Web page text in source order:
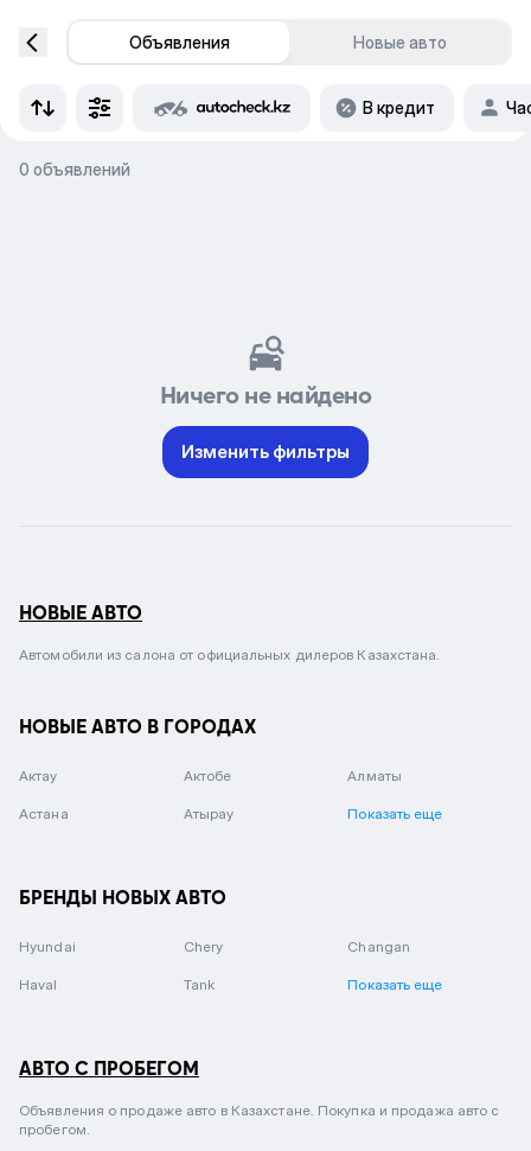
Объявления Новые авто
В кредит
0 объявлений
Ничего не найдено
Изменить фильтры
НОВЫЕ АВТО
Автомобили из салона от официальных дилеров Казахстана.
НОВЫЕ АВТО В ГОРОДАХ
Актау Актобе Алматы
Астана Атырау Показать еще
БРЕНДЫ НОВЫХ АВТО
Hyundai Chery Changan
Haval Tank Показать еще
АВТО С ПРОБЕГОМ
Объявления о продаже авто в Казахстане. Покупка и продажа авто с
пробегом.